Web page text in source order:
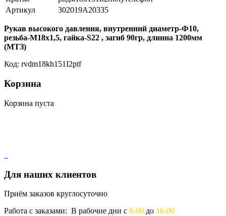
Артикул
302019A20335
Рукав высокого давления, внутренний диаметр-Ф10,
резьба-М18х1,5, гайка-S22 , загиб 90гр, длинна 1200мм
(МТЗ)
Код: rvdm18kh151I2ptf
Корзина
Корзина пуста
Для наших клиентов
Приём заказов круглосуточно
Работа с заказами: В рабочие дни с 8-00 до 16-00